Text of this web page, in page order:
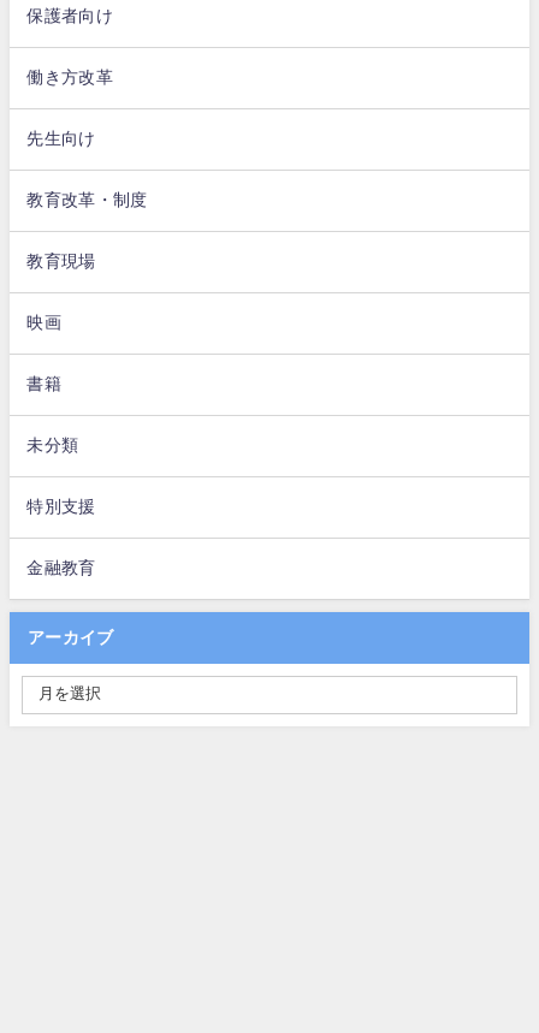
保護者向け
働き方改革
先生向け
教育改革・制度
教育現場
映画
書籍
未分類
特別支援
金融教育
アーカイブ